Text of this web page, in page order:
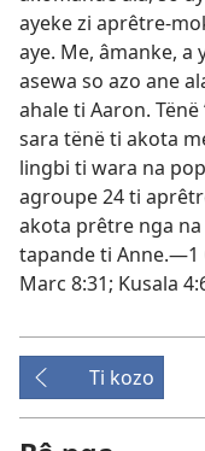
ayeke zi aprêtre-
aye. Me, âmanke,
asewa so azo ane
ahale ti Aaron.
sara tënë ti akota
lingbi ti wara na
agroupe 24 ti
akota prêtre nga
tapande ti Anne.​—1
Marc 8:​31; Kusala
Ti kozo